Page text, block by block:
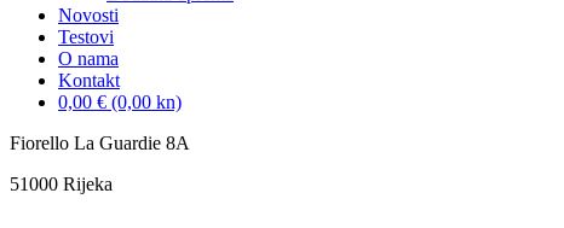
Novosti
Testovi
O nama
Kontakt
0,00 € (0,00 kn)
Skip
content
Fiorello La Guardie 8A
51000 Rijeka